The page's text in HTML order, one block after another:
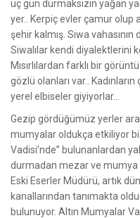
üç gün durmaksızın yağan
yer.. Kerpiç evler çamur olup
şehir kalmış. Siwa vahasının
Siwalılar kendi diyalektlerini
Mısırlılardan farklı bir
gözlü olanları var..
yerel elbiseler giyiyorlar…
Gezip gördüğümüz yerler
mumyalar oldukça etkiliyor
Vadisi’nde” bulunanlardan
durmadan mezar ve mumya
Eski Eserler Müdürü, artık
kanallarından tanımakta
bulunuyor. Altın Mumyalar